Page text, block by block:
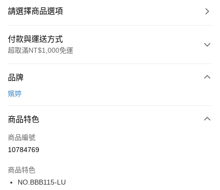
請選擇商品選項
付款與運送方式
超取滿NT$1,000免運
信用卡一次付款
LINE Pay
街口支付
運送方式
品牌
嬪婷
商品特色
商品編號
10784769
商品特色
NO.BBB115-LU